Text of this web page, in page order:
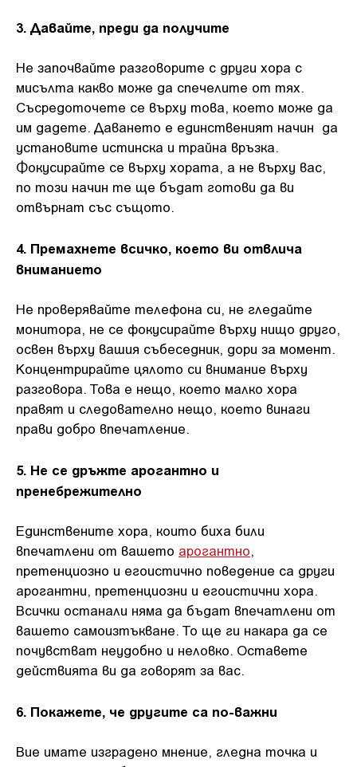
3. Давайте, преди да получите
Не започвайте разговорите с други хора с
мисълта какво може да спечелите от тях.
Съсредоточете се върху това, което може да
им дадете. Даването е единственият начин да
установите истинска и трайна връзка.
Фокусирайте се върху хората, а не върху вас,
по този начин те ще бъдат готови да ви
отвърнат със същото.
4. Премахнете всичко, което ви отвлича
вниманието
Не проверявайте телефона си, не гледайте
монитора, не се фокусирайте върху нищо друго,
освен върху вашия събеседник, дори за момент.
Концентрирайте цялото си внимание върху
разговора. Това е нещо, което малко хора
правят и следователно нещо, което винаги
прави добро впечатление.
5. Не се дръжте арогантно и
пренебрежително
Единствените хора, които биха били
впечатлени от вашето арогантно,
претенциозно и егоистично поведение са други
арогантни, претенциозни и егоистични хора.
Всички останали няма да бъдат впечатлени от
вашето самоизтъкване. То ще ги накара да се
почувстват неудобно и неловко. Оставете
действията ви да говорят за вас.
6. Покажете, че другите са по-важни
Вие имате изградено мнение, гледна точка и